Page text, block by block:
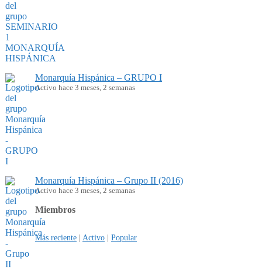
Monarquía Hispánica – GRUPO I
Activo hace 3 meses, 2 semanas
Monarquía Hispánica – Grupo II (2016)
Activo hace 3 meses, 2 semanas
Miembros
Más reciente | Activo | Popular